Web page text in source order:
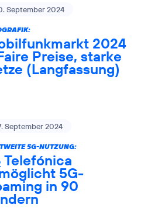
September 2024
2024
Preise, starke
(Langfassung)
September 2024
5G-NUTZUNG:
Telefónica
5G-
in 90